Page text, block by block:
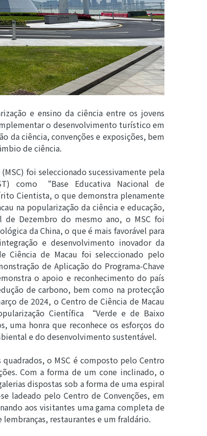
e ensino da ciência entre os jovens
o desenvolvimento turístico em
da ciência, convenções e exposições, bem
de ciência.
foi seleccionado sucessivamente pela
como “Base Educativa Nacional de
Cientista, o que demonstra plenamente
na popularização da ciência e educação,
Dezembro do mesmo ano, o MSC foi
da China, o que é mais favorável para
e desenvolvimento inovador da
Ciência de Macau foi seleccionado pelo
de Aplicação do Programa-Chave
o apoio e reconhecimento do país
de carbono, bem como na protecção
de 2024, o Centro de Ciência de Macau
Científica “Verde e de Baixo
uma honra que reconhece os esforços do
e do desenvolvimento sustentável.
o MSC é composto pelo Centro
Com a forma de um cone inclinado, o
dispostas sob a forma de uma espiral
ladeado pelo Centro de Convenções, em
aos visitantes uma gama completa de
restaurantes e um fraldário.